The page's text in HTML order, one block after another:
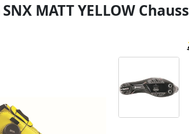
SNX MATT YELLOW